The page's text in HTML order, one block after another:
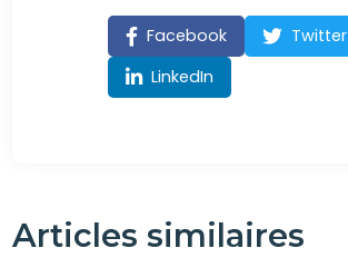
Facebook
Twitter
LinkedIn
Articles similaires